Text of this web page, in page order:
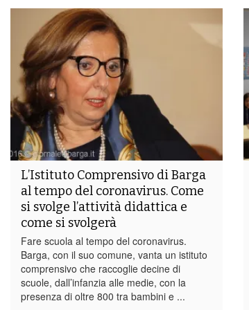
L’Istituto Comprensivo di Barga
al tempo del coronavirus. Come
si svolge l’attività didattica e
come si svolgerà
Fare scuola al tempo del coronavirus.
Barga, con il suo comune, vanta un istituto
comprensivo che raccoglie decine di
scuole, dall’infanzia alle medie, con la
presenza di oltre 800 tra bambini e ...